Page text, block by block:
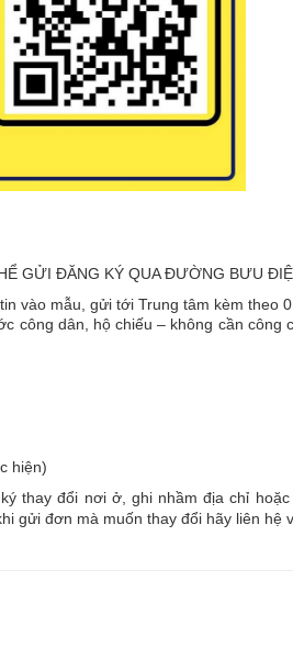
GỬI ĐĂNG KÝ QUA ĐƯỜNG BƯU
vào mẫu, gửi tới Trung tâm kèm theo
công dân, hộ chiếu – không cần công
hiện)
thay đổi nơi ở, ghi nhầm địa chỉ
gửi đơn mà muốn thay đổi hãy liên hệ